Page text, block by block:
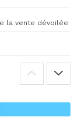
la vente dévoilée